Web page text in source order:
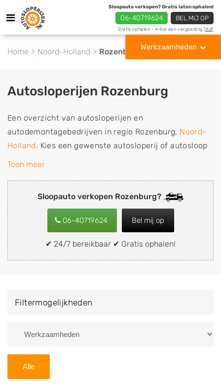
Sloopauto verkopen? Gratis laten ophalen!
06-40719624 BEL MIJ OP
Gratis ophalen - Altijd een vergoeding [Ad]
Werkzaamheden
Home Noord-Holland Rozenburg
Sloopauto verkopen Rozenburg?
06-40719624 Bel mij op
✔ 24/7 bereikbaar ✔ Gratis ophalen!
Autosloperijen Rozenburg
Een overzicht van autosloperijen en
autodemontagebedrijven in regio Rozenburg, Noord-
Holland. Kies een gewenste autosloperij of autosloop
uit de lijst die gespecialiseerd is in de verkoop van
de inkoop van sloopauto's, schadeauto's en
tweedehands auto's (ook zonder apk keuring). Wilt u
uw auto, camper, vrachtwagen, motor of brommobiel
snel en eenvoudig verkopen aan een
demontagebedrijf in de buurt, deze zelf wegbrengen
naar de sloop of deze liever laten ophalen op een
van Rozenburg en ontvang een vergoeding voor uw
Zoekt u liever naar een sloperij in een andere plaats of
Toon meer
Filtermogelijkheden
Alle